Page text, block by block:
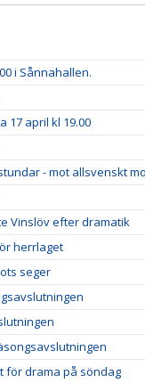
i Sånnahallen.
17 april kl 19.00
- mot allsvenskt
Vinslöv efter dramatik
herrlaget
seger
för drama på söndag